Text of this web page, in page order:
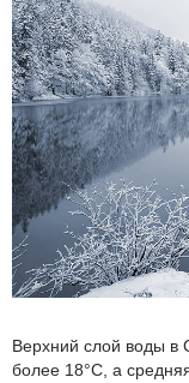
Верхний слой воды в
более 18°C, а